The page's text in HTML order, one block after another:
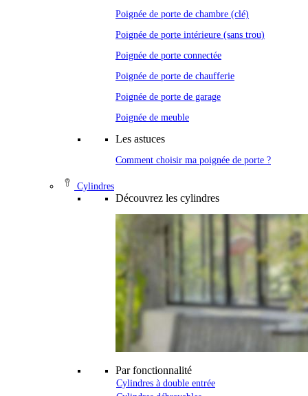
Poignée de porte de chambre (clé)
Poignée de porte intérieure (sans trou)
Poignée de porte connectée
Poignée de porte de chaufferie
Poignée de porte de garage
Poignée de meuble
Les astuces
Comment choisir ma poignée de porte ?
Cylindres
Découvrez les cylindres
Par fonctionnalité
Cylindres à double entrée